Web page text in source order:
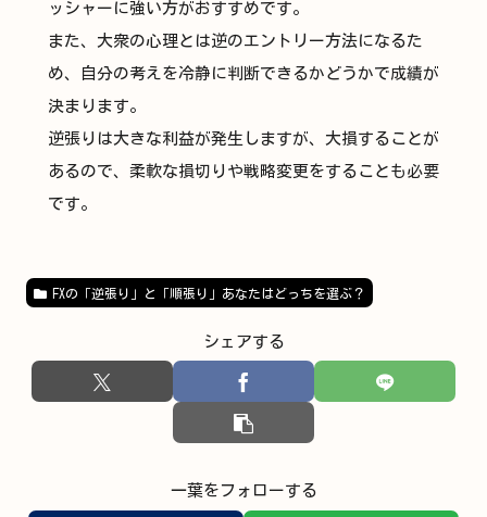
ッシャーに強い方がおすすめです。
また、大衆の心理とは逆のエントリー方法になるた
め、自分の考えを冷静に判断できるかどうかで成績が
決まります。
逆張りは大きな利益が発生しますが、大損することが
あるので、柔軟な損切りや戦略変更をすることも必要
です。
FXの「逆張り」と「順張り」あなたはどっちを選ぶ？
シェアする
一葉をフォローする